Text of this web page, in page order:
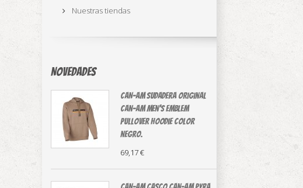
Nuestras tiendas
Novedades
CAN-AM sudadera original
⁠Can-Am Men's Emblem
Pullover Hoodie color
negro.
69,17 €